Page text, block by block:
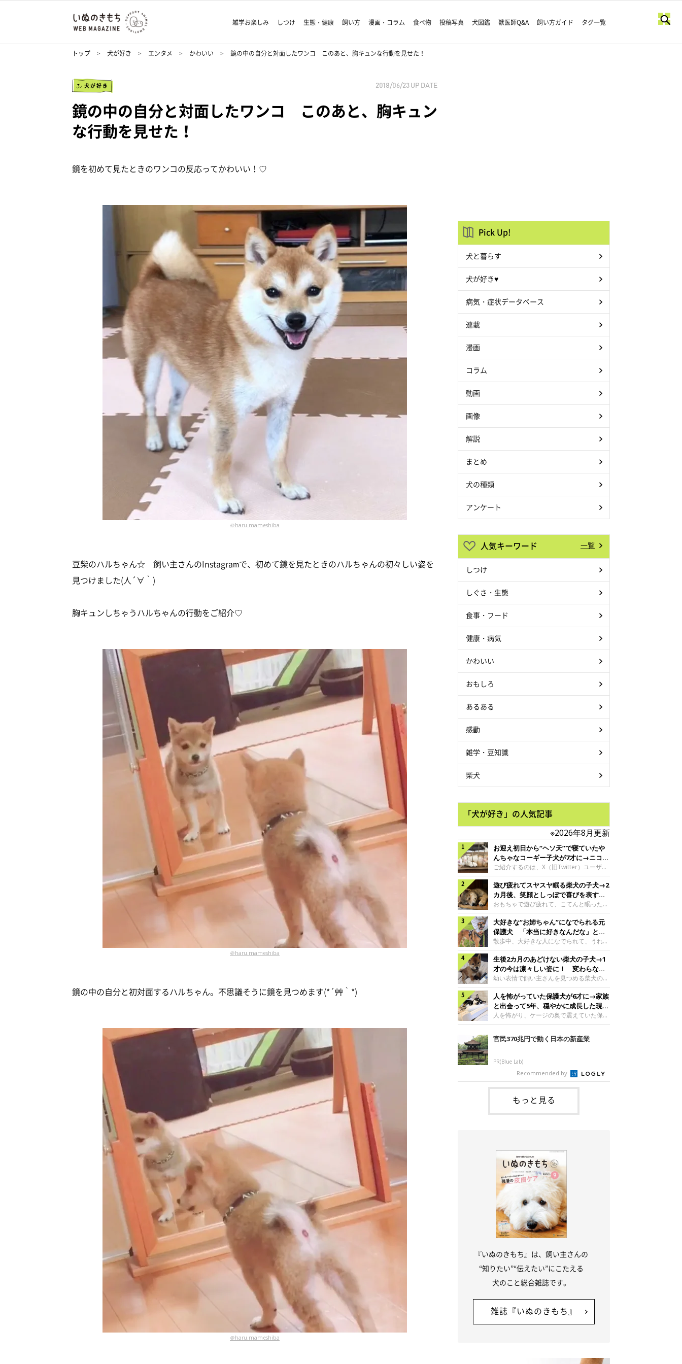
雑学お楽しみ しつけ 生態・健康 飼い方 漫画・コラム 食べ物 投稿写真 犬図鑑 獣医師Q&A 飼い方ガイド タグ一覧
トップ 犬が好き エンタメ かわいい 鏡の中の自分と対面したワンコ このあと、胸キュンな行動を見せた！
犬が好き 2018/06/23 UP DATE
鏡の中の自分と対面したワンコ このあと、胸キュン
な行動を見せた！
鏡を初めて見たときのワンコの反応ってかわいい！♡
＠haru.mameshiba
豆柴のハルちゃん☆ 飼い主さんのInstagramで、初めて鏡を見たときのハルちゃんの初々しい姿を
見つけました(人´∀｀)
胸キュンしちゃうハルちゃんの行動をご紹介♡
＠haru.mameshiba
鏡の中の自分と初対面するハルちゃん。不思議そうに鏡を見つめます(*´艸｀*)
＠haru.mameshiba
Pick Up!
犬と暮らす
犬が好き♥
病気・症状データベース
連載
漫画
コラム
動画
画像
解説
まとめ
犬の種類
アンケート
人気キーワード 一覧
しつけ
しぐさ・生態
食事・フード
健康・病気
かわいい
おもしろ
あるある
感動
雑学・豆知識
柴犬
「犬が好き」の人気記事
※2026年8月更新
お迎え初日から“ヘソ天”で寝ていたや
んちゃなコーギー子犬が7才に→ニコニ
コ“コーギースマイル”が魅力のコに成
長！
ご紹介するのは、X（旧Twitter）ユーザー
＠Kus1oKg2vsgdWS2さんの愛犬でウェル
シュ・コーギー・ペンブロークの神楽ちゃ
ん。今年の8月で7才になるという神楽ちゃ
んですが、いったいどんな子犬時代を過ご
したのでしょうか。今回は、神楽ちゃんの
成長を飼い主さんと振り返ります！神楽ち
ゃんの成長について聞いた！お迎えから数
日後の神楽ちゃん（撮影時生後2カ月）＠
Kus1oKg2vsgdWS2――お迎え当初の神楽
ちゃんの様子について教えてください。飼
い主さん： 「お迎え当日から“ヘソ天”で寝
るようなコでし
遊び疲れてスヤスヤ眠る柴犬の子犬→2
カ月後、笑顔としっぽで喜びを表すコ
に成長！
おもちゃで遊び疲れて、こてんと眠った子
犬。あれから2カ月、表情や行動にさまざ
まな変化が見られるようになりました。遊
び疲れて眠る生後2カ月のなっちゃん遊び
疲れた様子のなっちゃん。@Pkndg_紹介
するのは、X（旧Twitter）ユーザー
@Pkndg_さんの愛犬・なっちゃん（取材
時、生後4カ月／柴犬）。こちらの写真
は、なっちゃんが生後2カ月のころに撮影
された一枚です。この日、なっちゃんは家
族と一緒におもちゃで遊んでいました。た
くさん遊んで疲れたのか、その後は眠り始
めたそうです。眠るなっちゃん。
@Pkndg_
大好きな“お姉ちゃん”になでられる元
保護犬 「本当に好きなんだな」と感
じる表情にほっこり
散歩中、大好きな人になでられて、うれし
そうな表情を見せる元保護犬。甘えるよう
な姿に、見ているこちらまでほっこりしま
す。大好きな“お姉ちゃん”に甘える小次郎
くん妹さんになでてもらい、うれしそうな
表情を見せる小次郎くん（2026年6月撮
影）。@mika_Jimmy紹介するのは、X（旧
Twitter）ユーザー@mika_Jimmyさんの愛
犬・小次郎くん（撮影時5才）。こちら
は、飼い主さんの妹さんと一緒に散歩をし
日、飼い主さんは実家から自宅へ帰る途
生後2カ月のあどけない柴犬の子犬→1
才の今は凛々しい姿に！ 変わらない
「くりくりおめめ」にもほっこり
幼い表情で飼い主さんを見つめる柴犬の子
犬。1才を迎えた現在はすっかり成犬らし
くなりましたが、子犬のころから変わらな
いところもあるそうです。家族に迎えたば
かりの小さな慎之介くん生後2カ月の慎之
介くん。@BLACKpurupuru紹介するの
は、X（旧Twitter）ユーザー
@BLACKpurupuruさんの愛犬・慎之介く
慎之介くんが生後2カ月のころ、家族に迎
えて約2週間後に撮影された一枚。小さな
体とあどけない表情が印象的です。飼い主
さんの夫に抱っこされる慎之介くん。@B
人を怖がっていた保護犬が6才に→家族
と出会って5年、穏やかに成長した現在
の姿にグッとくる
人を怖がり、ケージの奥で震えていた保護
犬。家族と出会って5年、今では笑顔を見
せ、飼い主さんの娘さんにも少しずつ心を
開くようになりました。（写真左から）先
@lina_and_leona紹介するのは、
Instagramユーザー@lina_and_leonaさん
の愛犬・レオナちゃん（取材時6才／柴犬
／写真右）です。穏やかで優しい表情を見
せる今の姿からは想像できませんが、レオ
ナちゃんには悲しい過去があるといいま
す。人が怖くてケージの中で震えていた家
官民370兆円で動く日本の新産業
PR(Blue Lab)
Recommended by
もっと見る
『いぬのきもち』は、飼い主さんの
“知りたい”“伝えたい”にこたえる
犬のこと総合雑誌です。
雑誌『いぬのきもち』